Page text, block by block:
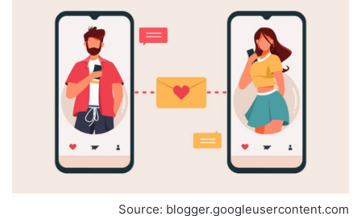
Source: blogger.googleusercontent.com